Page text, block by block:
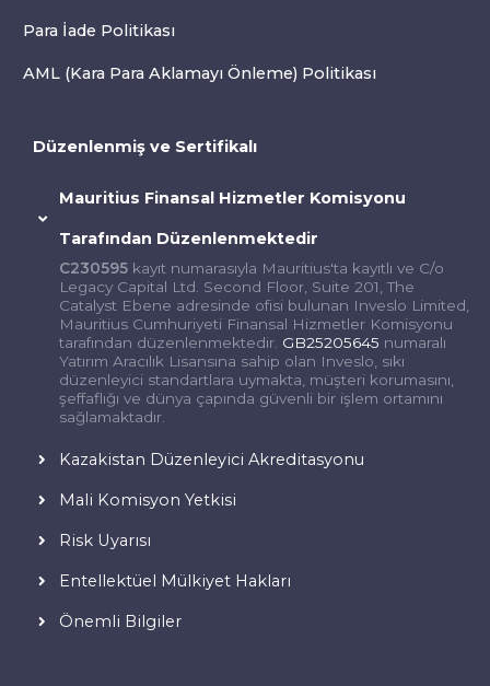
Para İade Politikası
AML (Kara Para Aklamayı Önleme) Politikası
Düzenlenmiş ve Sertifikalı
Mauritius Finansal Hizmetler Komisyonu
Tarafından Düzenlenmektedir
C230595 kayıt numarasıyla Mauritius'ta kayıtlı ve C/o
Legacy Capital Ltd. Second Floor, Suite 201, The
Catalyst Ebene adresinde ofisi bulunan Inveslo Limited,
Mauritius Cumhuriyeti Finansal Hizmetler Komisyonu
tarafından düzenlenmektedir. GB25205645 numaralı
Yatırım Aracılık Lisansına sahip olan Inveslo, sıkı
düzenleyici standartlara uymakta, müşteri korumasını,
şeffaflığı ve dünya çapında güvenli bir işlem ortamını
sağlamaktadır.
Kazakistan Düzenleyici Akreditasyonu
Mali Komisyon Yetkisi
Risk Uyarısı
Entellektüel Mülkiyet Hakları
Önemli Bilgiler